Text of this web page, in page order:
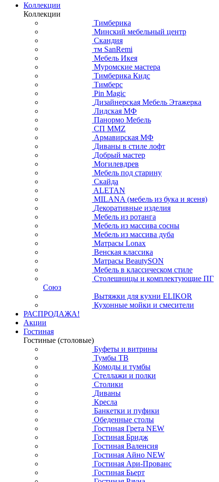
Коллекции
Коллекции
Тимберика
Минский мебельный центр
Скандия
тм SanRemi
Мебель Икея
Муромские мастера
Тимберика Кидс
Тимберс
Pin Magic
Дизайнерская Мебель Этажерка
Лидская МФ
Панормо Мебель
СП ММZ
Армавирская МФ
Диваны в стиле лофт
Добрый мастер
Могилевдрев
Мебель под старину
Скайда
ALETAN
MILANA (мебель из бука и ясеня)
Декоративные изделия
Мебель из ротанга
Мебель из массива сосны
Мебель из массива дуба
Матрасы Lonax
Венская классика
Матрасы BeautySON
Мебель в классическом стиле
Столешницы и комплектующие ПГ
Союз
Вытяжки для кухни ELIKOR
Кухонные мойки и смесители
РАСПРОДАЖА!
Акции
Гостиная
Гостиные (столовые)
Буфеты и витрины
Тумбы ТВ
Комоды и тумбы
Стеллажи и полки
Столики
Диваны
Кресла
Банкетки и пуфики
Обеденные столы
Гостиная Грета NEW
Гостиная Бридж
Гостиная Валенсия
Гостиная Айно NEW
Гостиная Ари-Прованс
Гостиная Бьерт